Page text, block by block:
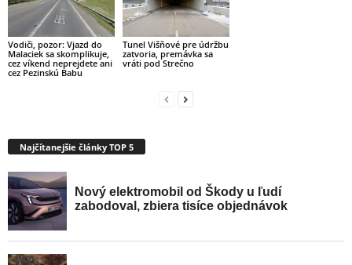
Vodiči, pozor: Vjazd do
Malaciek sa skomplikuje,
cez víkend neprejdete ani
cez Pezinskú Babu
Tunel Višňové pre údržbu
zatvoria, premávka sa
vráti pod Strečno
Najčítanejšie články TOP 5